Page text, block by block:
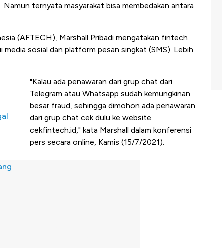
ternyata masyarakat bisa membedakan antara
(AFTECH), Marshall Pribadi mengatakan fintech
media sosial dan platform pesan singkat (SMS). Lebih
"Kalau ada penawaran dari grup chat dari
Telegram atau Whatsapp sudah kemungkinan
besar fraud, sehingga dimohon ada penawaran
dari grup chat cek dulu ke website
cekfintech.id," kata Marshall dalam konferensi
pers secara online, Kamis (15/7/2021).